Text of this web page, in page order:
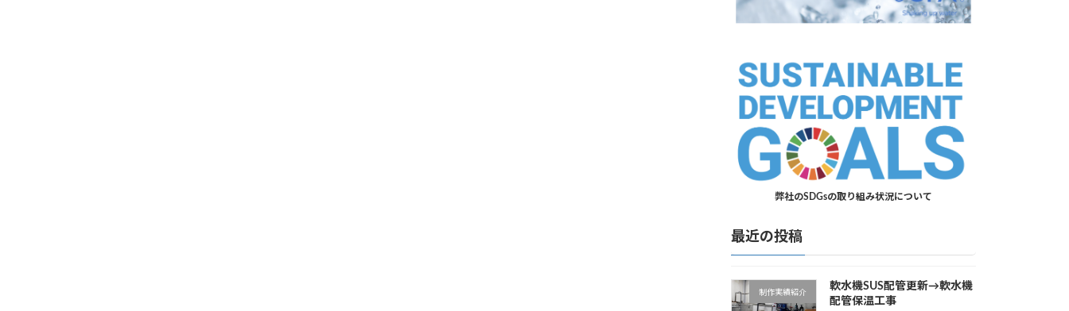
弊社のSDGsの取り組み状況について
最近の投稿
制作実績紹介
軟水機SUS配管更新→軟水機
配管保温工事